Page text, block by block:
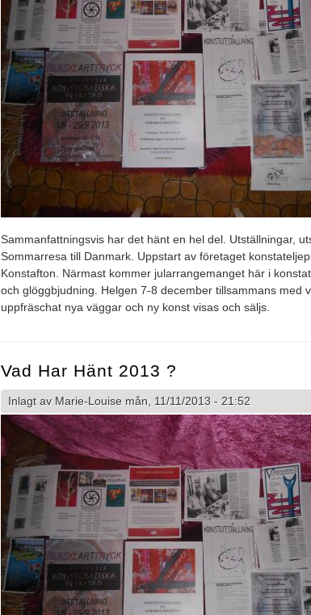
Sammanfattningsvis har det hänt en hel del. Utställningar,
Sommarresa till Danmark. Uppstart av företaget
Konstafton. Närmast kommer jularrangemanget här i
och glöggbjudning. Helgen 7-8 december tillsammans med
uppfräschat nya väggar och ny konst visas och säljs.
Vad Har Hänt 2013 ?
Inlagt av Marie-Louise mån, 11/11/2013 - 21:52